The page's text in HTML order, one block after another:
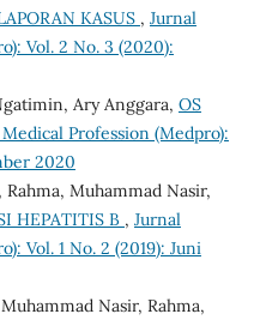
KASUS , Jurnal
Vol. 2 No. 3 (2020):
Ary Anggara, OS
Profession (Medpro):
2020
Muhammad Nasir,
HEPATITIS B , Jurnal
Vol. 1 No. 2 (2019): Juni
Nasir, Rahma,